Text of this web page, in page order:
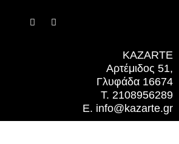
F
a
I
n
KAZARTE
Αρτέμιδος 51,
Γλυφάδα 16674
T. 2108956289
E. info@kazarte.gr